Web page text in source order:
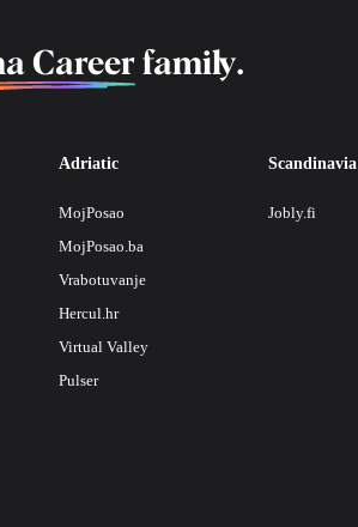
Careerfamily.
Adriatic
MojPosao
MojPosao.ba
Vrabotuvanje
Hercul.hr
Virtual Valley
Pulser
Scandinavia
Jobly.fi